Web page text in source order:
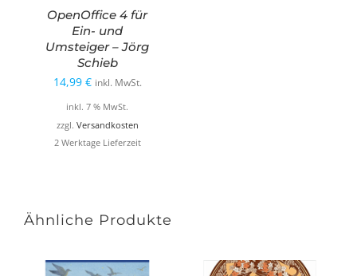
OpenOffice 4 für
Ein- und
Umsteiger – Jörg
Schieb
14,99 € inkl. MwSt.
inkl. 7 % MwSt.
zzgl. Versandkosten
2 Werktage Lieferzeit
Ähnliche Produkte